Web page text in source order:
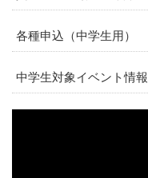
各種申込（中学生用）
中学生対象イベント情報